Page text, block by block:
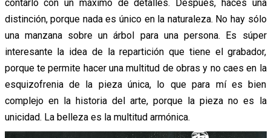
contarlo con un máximo de detalles. Después, haces una
distinción, porque nada es único en la naturaleza. No hay sólo
una manzana sobre un árbol para una persona. Es súper
interesante la idea de la repartición que tiene el grabador,
porque te permite hacer una multitud de obras y no caes en la
esquizofrenia de la pieza única, lo que para mí es bien
complejo en la historia del arte, porque la pieza no es la
unicidad. La belleza es la multitud armónica.